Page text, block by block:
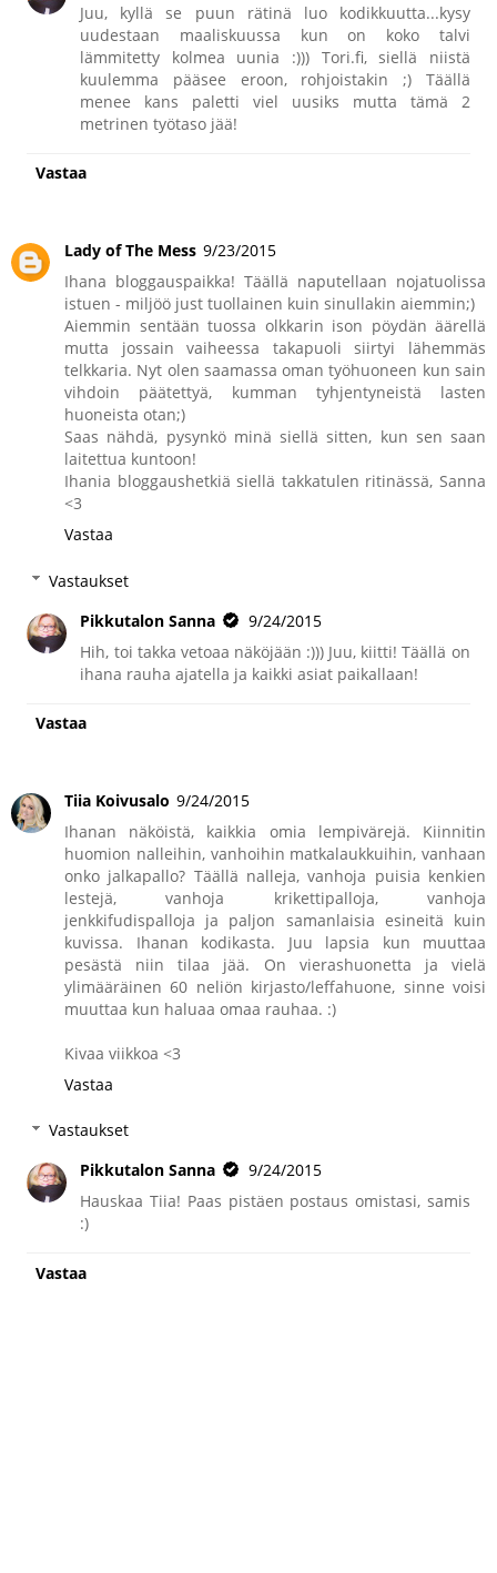
Juu, kyllä se puun rätinä luo kodikkuutta...kysy
uudestaan maaliskuussa kun on koko talvi
lämmitetty kolmea uunia :))) Tori.fi, siellä niistä
kuulemma pääsee eroon, rohjoistakin ;) Täällä
menee kans paletti viel uusiks mutta tämä 2
metrinen työtaso jää!
Vastaa
Lady of The Mess 9/23/2015
Ihana bloggauspaikka! Täällä naputellaan nojatuolissa
istuen - miljöö just tuollainen kuin sinullakin aiemmin;)
Aiemmin sentään tuossa olkkarin ison pöydän äärellä
mutta jossain vaiheessa takapuoli siirtyi lähemmäs
telkkaria. Nyt olen saamassa oman työhuoneen kun sain
vihdoin päätettyä, kumman tyhjentyneistä lasten
huoneista otan;)
Saas nähdä, pysynkö minä siellä sitten, kun sen saan
laitettua kuntoon!
Ihania bloggaushetkiä siellä takkatulen ritinässä, Sanna
<3
Vastaa
Vastaukset
Pikkutalon Sanna
9/24/2015
Hih, toi takka vetoaa näköjään :))) Juu, kiitti! Täällä on
ihana rauha ajatella ja kaikki asiat paikallaan!
Vastaa
Tiia Koivusalo 9/24/2015
Ihanan näköistä, kaikkia omia lempivärejä. Kiinnitin
huomion nalleihin, vanhoihin matkalaukkuihin, vanhaan
onko jalkapallo? Täällä nalleja, vanhoja puisia kenkien
lestejä, vanhoja krikettipalloja, vanhoja
jenkkifudispalloja ja paljon samanlaisia esineitä kuin
kuvissa. Ihanan kodikasta. Juu lapsia kun muuttaa
pesästä niin tilaa jää. On vierashuonetta ja vielä
ylimääräinen 60 neliön kirjasto/leffahuone, sinne voisi
muuttaa kun haluaa omaa rauhaa. :)
Kivaa viikkoa <3
Vastaa
Vastaukset
Pikkutalon Sanna
9/24/2015
Hauskaa Tiia! Paas pistäen postaus omistasi, samis
:)
Vastaa